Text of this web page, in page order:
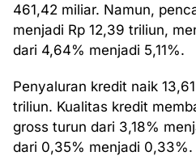
461,42 miliar. Namun,
menjadi Rp 12,39 triliun,
dari 4,64% menjadi 5,11%.
Penyaluran kredit naik
triliun. Kualitas kredit
gross turun dari 3,18%
dari 0,35% menjadi 0,33%.